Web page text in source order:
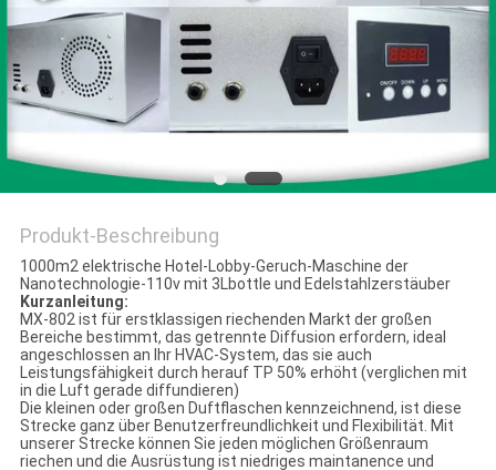
PRIVACY
POLICY
Produkt-Beschreibung
1000m2 elektrische Hotel-Lobby-Geruch-Maschine der
Nanotechnologie-110v mit 3Lbottle und Edelstahlzerstäuber
Kurzanleitung:
MX-802 ist für erstklassigen riechenden Markt der großen
Bereiche bestimmt, das getrennte Diffusion erfordern, ideal
angeschlossen an Ihr HVAC-System, das sie auch
Leistungsfähigkeit durch herauf TP 50% erhöht (verglichen mit
in die Luft gerade diffundieren)
Die kleinen oder großen Duftflaschen kennzeichnend, ist diese
Strecke ganz über Benutzerfreundlichkeit und Flexibilität. Mit
unserer Strecke können Sie jeden möglichen Größenraum
riechen und die Ausrüstung ist niedriges maintanence und